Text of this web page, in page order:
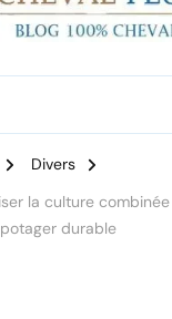
Divers
la culture
durable